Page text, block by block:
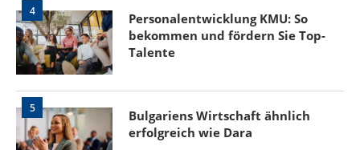
4
Personalentwicklung KMU: So
bekommen und fördern Sie Top-
Talente
5
Bulgariens Wirtschaft ähnlich
erfolgreich wie Dara